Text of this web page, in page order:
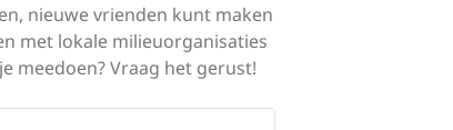
nieuwe vrienden kunt maken
met lokale milieuorganisaties
meedoen? Vraag het gerust!